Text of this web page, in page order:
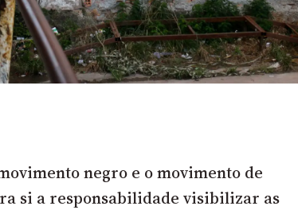
negro e o movimento de
si a responsabilidade visibilizar as